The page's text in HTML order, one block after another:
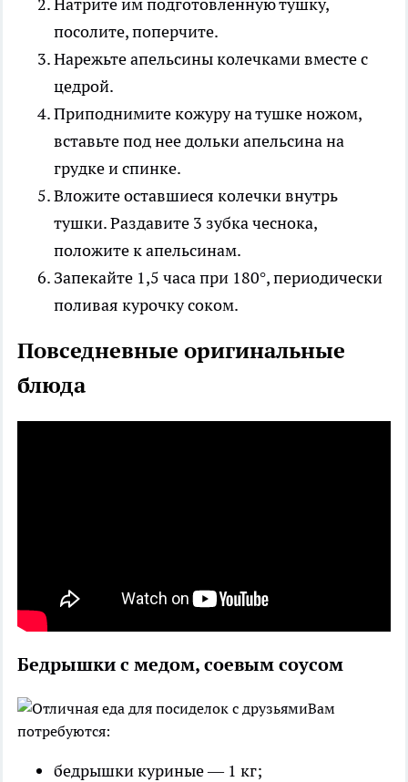
посолите, поперчите.
Нарежьте апельсины колечками вместе с
цедрой.
Приподнимите кожуру на тушке ножом,
вставьте под нее дольки апельсина на
грудке и спинке.
Вложите оставшиеся колечки внутрь
тушки. Раздавите 3 зубка чеснока,
положите к апельсинам.
Запекайте 1,5 часа при 180°, периодически
поливая курочку соком.
Повседневные оригинальные
блюда
Бедрышки с медом, соевым соусом
Вам
потребуются:
бедрышки куриные — 1 кг;